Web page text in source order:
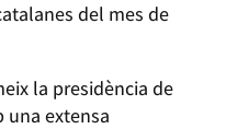
del mes de
la presidència de
una extensa